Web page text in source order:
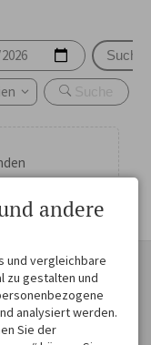
Suchen
voller
Harmonie. Die
andere
und vergleichbare
zu gestalten und
analysiert werden.
Sie der